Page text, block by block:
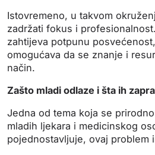
Istovremeno, u takvom
zadržati fokus i
zahtijeva potpunu
omogućava da se znanje i
način.
Zašto mladi odlaze i šta ih
Jedna od tema koja se
mladih ljekara i medicinskog
pojednostavljuje, ovaj problem